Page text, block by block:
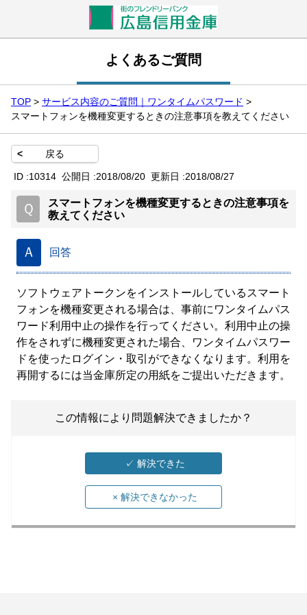
よくあるご質問
TOP > サービス内容のご質問｜ワンタイムパスワード >
スマートフォンを機種変更するときの注意事項を教えてください
< 戻る
ID :10314 公開日 :2018/08/20 更新日 :2018/08/27
Ｑ
スマートフォンを機種変更するときの注意事項を
教えてください
Ａ 回答
ソフトウェアトークンをインストールしているスマート
フォンを機種変更される場合は、事前にワンタイムパス
ワード利用中止の操作を行ってください。利用中止の操
作をされずに機種変更された場合、ワンタイムパスワー
ドを使ったログイン・取引ができなくなります。利用を
再開するには当金庫所定の用紙をご提出いただきます。
この情報により問題解決できましたか？
✓ 解決できた
× 解決できなかった